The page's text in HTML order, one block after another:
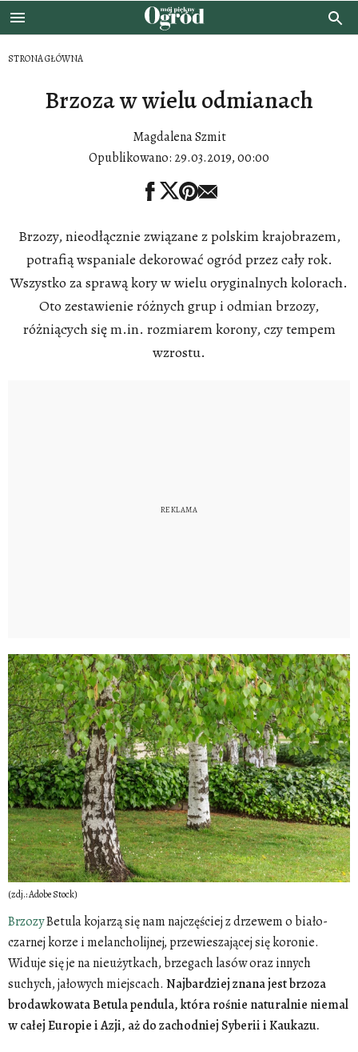
STRONA GŁÓWNA
Brzoza w wielu odmianach
Magdalena Szmit
Opublikowano: 29.03.2019, 00:00
Brzozy, nieodłącznie związane z polskim krajobrazem,
potrafią wspaniale dekorować ogród przez cały rok.
Wszystko za sprawą kory w wielu oryginalnych kolorach.
Oto zestawienie różnych grup i odmian brzozy,
różniących się m.in. rozmiarem korony, czy tempem
wzrostu.
(zdj.: Adobe Stock)
BrzozyBetula kojarzą się nam najczęściej z drzewem o biało-
czarnej korze i melancholijnej, przewieszającej się koronie.
Widuje się je na nieużytkach, brzegach lasów oraz innych
suchych, jałowych miejscach. Najbardziej znana jest brzoza
brodawkowata Betula pendula, która rośnie naturalnie niemal
w całej Europie i Azji, aż do zachodniej Syberii i Kaukazu.